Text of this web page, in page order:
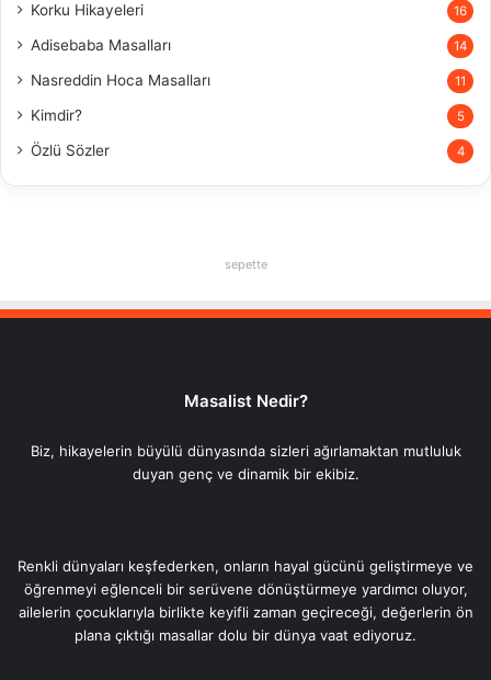
Korku Hikayeleri 16
Adisebaba Masalları 14
Nasreddin Hoca Masalları 11
Kimdir? 5
Özlü Sözler 4
sepette
Masalist Nedir?
Biz, hikayelerin büyülü dünyasında sizleri ağırlamaktan mutluluk
duyan genç ve dinamik bir ekibiz.
Renkli dünyaları keşfederken, onların hayal gücünü geliştirmeye ve
öğrenmeyi eğlenceli bir serüvene dönüştürmeye yardımcı oluyor,
ailelerin çocuklarıyla birlikte keyifli zaman geçireceği, değerlerin ön
plana çıktığı masallar dolu bir dünya vaat ediyoruz.